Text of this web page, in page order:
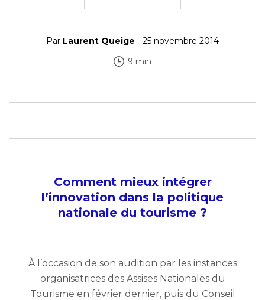
Par Laurent Queige - 25 novembre 2014
9 min
Comment mieux intégrer
l’innovation dans la politique
nationale du tourisme ?
À l’occasion de son audition par les instances
organisatrices des Assises Nationales du
Tourisme en février dernier, puis du Conseil